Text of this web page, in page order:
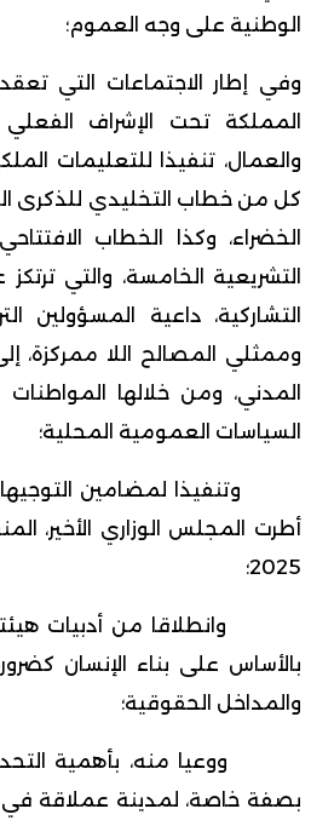
الوطنية على وجه العموم؛
وفي إطار الاجتماعات التي
المملكة تحت الإشراف الفعلي
والعمال، تنفيذا للتعليمات
كل من خطاب التخليدي للذكرى
الخضراء، وكذا الخطاب
التشريعية الخامسة، والتي
التشاركية، داعية المسؤولين
وممثلي المصالح اللا ممركزة،
المدني، ومن خلالها
السياسات العمومية المحلية؛
وتنفيذا لمضامين التوجيهات
2025؛
وانطلاقا من أدبيات هيئتنا
بالأساس على بناء الإنسان
والمداخل الحقوقية؛
ووعيا منه، بأهمية
بصفة خاصة، لمدينة عملاقة في